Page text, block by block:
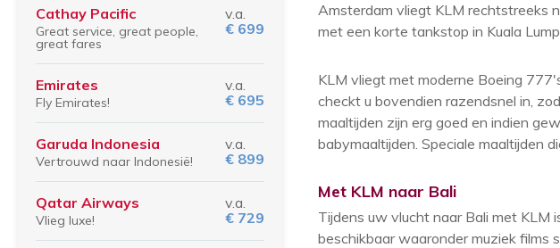
Amsterdam vliegt KLM rechtstreeks
met een korte tankstop in Kuala
KLM vliegt met moderne Boeing
checkt u bovendien razendsnel in,
maaltijden zijn erg goed en indien
babymaaltijden. Speciale maaltijden
Met KLM naar Bali
Tijdens uw vlucht naar Bali met KLM
beschikbaar waaronder muziek films
Cathay Pacific
Great service, great people,
great fares
v.a.
€ 699
Emirates
Fly Emirates!
v.a.
€ 695
Garuda Indonesia
Vertrouwd naar Indonesië!
v.a.
€ 899
Qatar Airways
Vlieg luxe!
v.a.
€ 729